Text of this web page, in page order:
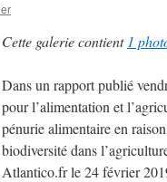
Cette galerie contient 1
Dans un rapport publié
pour l’alimentation et
pénurie alimentaire en
biodiversité dans
Atlantico.fr le 24 février